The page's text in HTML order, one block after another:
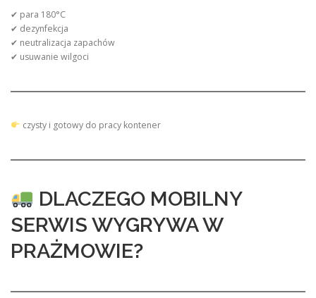
✔ para 180°C
✔ dezynfekcja
✔ neutralizacja zapachów
✔ usuwanie wilgoci
czysty i gotowy do pracy kontener
DLACZEGO MOBILNY
SERWIS WYGRYWA W
PRAŻMOWIE?